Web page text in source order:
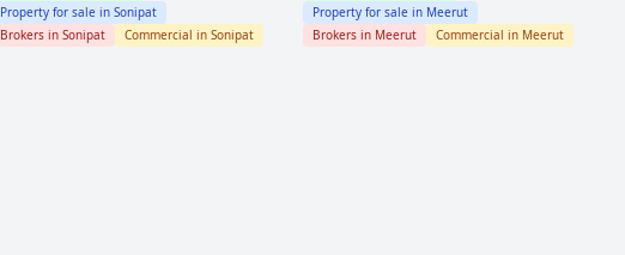
Property for sale inSonipat
Brokers inSonipat Commercial inSonipat
Property for sale in Meerut
Brokers in Meerut Commercial in Meerut